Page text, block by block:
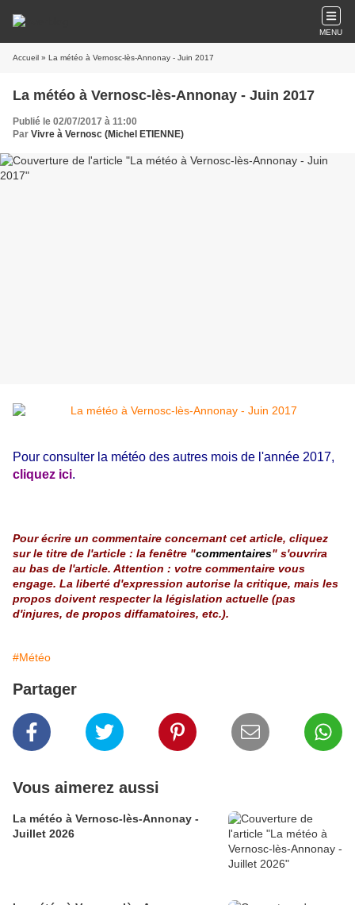
MENU
Accueil » La météo à Vernosc-lès-Annonay - Juin 2017
La météo à Vernosc-lès-Annonay - Juin 2017
Publié le 02/07/2017 à 11:00
Par Vivre à Vernosc (Michel ETIENNE)
Pour consulter la météo des autres mois de l'année 2017,
cliquez ici.
Pour écrire un commentaire concernant cet article, cliquez
sur le titre de l'article : la fenêtre "commentaires" s'ouvrira
au bas de l'article. Attention : votre commentaire vous
engage. La liberté d'expression autorise la critique, mais les
propos doivent respecter la législation actuelle (pas
d'injures, de propos diffamatoires, etc.).
#Météo
Partager
Vous aimerez aussi
La météo à Vernosc-lès-Annonay -
Juillet 2026